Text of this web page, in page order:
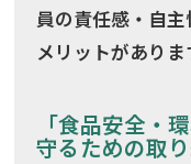
員の責任感・自
メリットがありま
「食品安全・
守るための取